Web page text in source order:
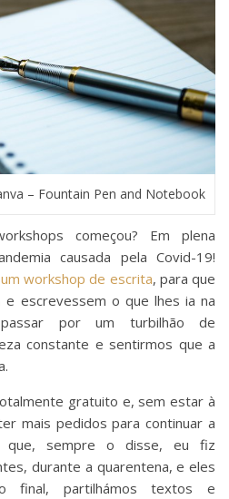
– Fountain Pen and Notebook
começou? Em plena
causada pela Covid-19!
workshop de escrita, para que
escrevessem o que lhes ia na
por um turbilhão de
constante e sentirmos que a
gratuito e, sem estar à
mais pedidos para continuar a
que, sempre o disse, eu fiz
durante a quarentena, e eles
final, partilhámos textos e